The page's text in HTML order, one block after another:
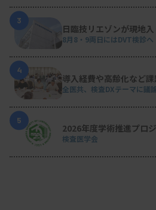
3
日臨技リエゾンが現地
8月8・9両日にはDVT検診へ
4
導入経費や高齢化など課
全医共、検査DXテーマに議
5
2026年度学術推進プロ
検査医学会